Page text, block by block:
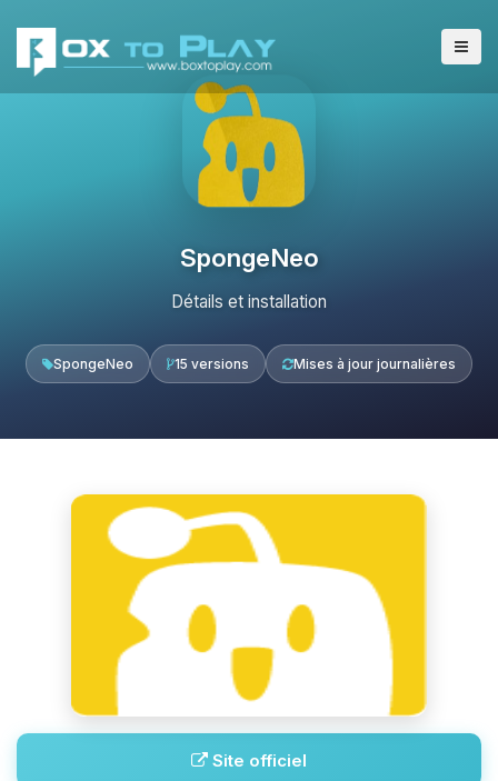
SpongeNeo
Détails et installation
SpongeNeo 15 versions Mises à jour journalières
Site officiel